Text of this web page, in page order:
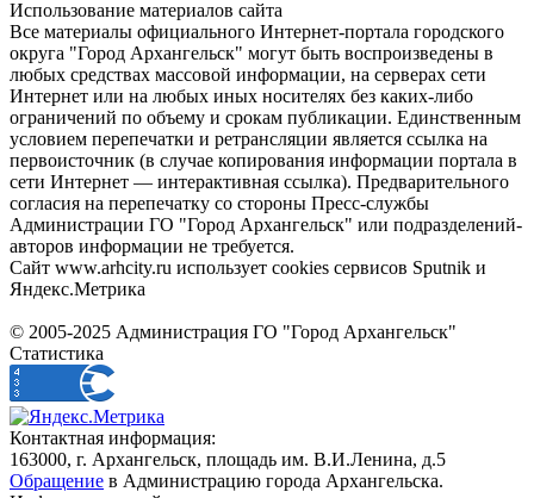
Использование материалов сайта
Все материалы официального Интернет-портала городского
округа "Город Архангельск" могут быть воспроизведены в
любых средствах массовой информации, на серверах сети
Интернет или на любых иных носителях без каких-либо
ограничений по объему и срокам публикации. Единственным
условием перепечатки и ретрансляции является ссылка на
первоисточник (в случае копирования информации портала в
сети Интернет — интерактивная ссылка). Предварительного
согласия на перепечатку со стороны Пресс-службы
Администрации ГО "Город Архангельск" или подразделений-
авторов информации не требуется.
Сайт www.arhcity.ru использует cookies сервисов Sputnik и
Яндекс.Метрика
© 2005-2025 Администрация ГО "Город Архангельск"
Статистика
Контактная информация:
163000, г. Архангельск, площадь им. В.И.Ленина, д.5
Обращение в Администрацию города Архангельска.